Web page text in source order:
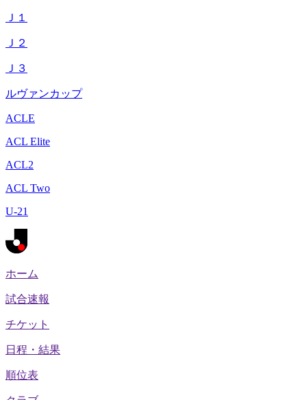
Ｊ１
Ｊ２
Ｊ３
ルヴァンカップ
ACLE
ACL Elite
ACL2
ACL Two
U-21
ホーム
試合速報
チケット
日程・結果
順位表